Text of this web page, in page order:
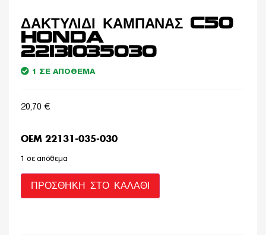
ΔΑΚΤΥΛΙΔΙ ΚΑΜΠΑΝΑΣ C50
HONDA
22131035030
1 ΣΕ ΑΠΌΘΕΜΑ
20,70 €
OEM 22131-035-030
1 σε απόθεμα
ΠΡΟΣΘΉΚΗ ΣΤΟ ΚΑΛΆΘΙ